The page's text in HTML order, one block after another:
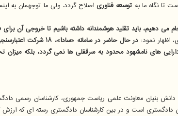
تا نگاه ما به توسعه فناوریاصلاح گردد. ولی ما توجهمان به
می دهیم، باید تقلید هوشمندانه داشته باشیم تا خروجی آن برای
اظهار نمود:
در حال حاضر در
های نامشهود محدود به سرقفلی ها نمی گردد، بلکه
دانش بنیان معاونت علمی ریاست جمهوری، کارشناسان رسمی
است و در بین کارشناسان دادگستری رسته ای که ارزش